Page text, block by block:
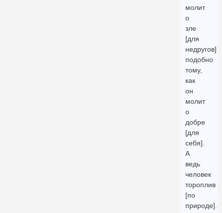
молит
о
зле
[для
недругов]
подобно
тому,
как
он
молит
о
добре
[для
себя].
А
ведь
человек
тороплив
[по
природе].